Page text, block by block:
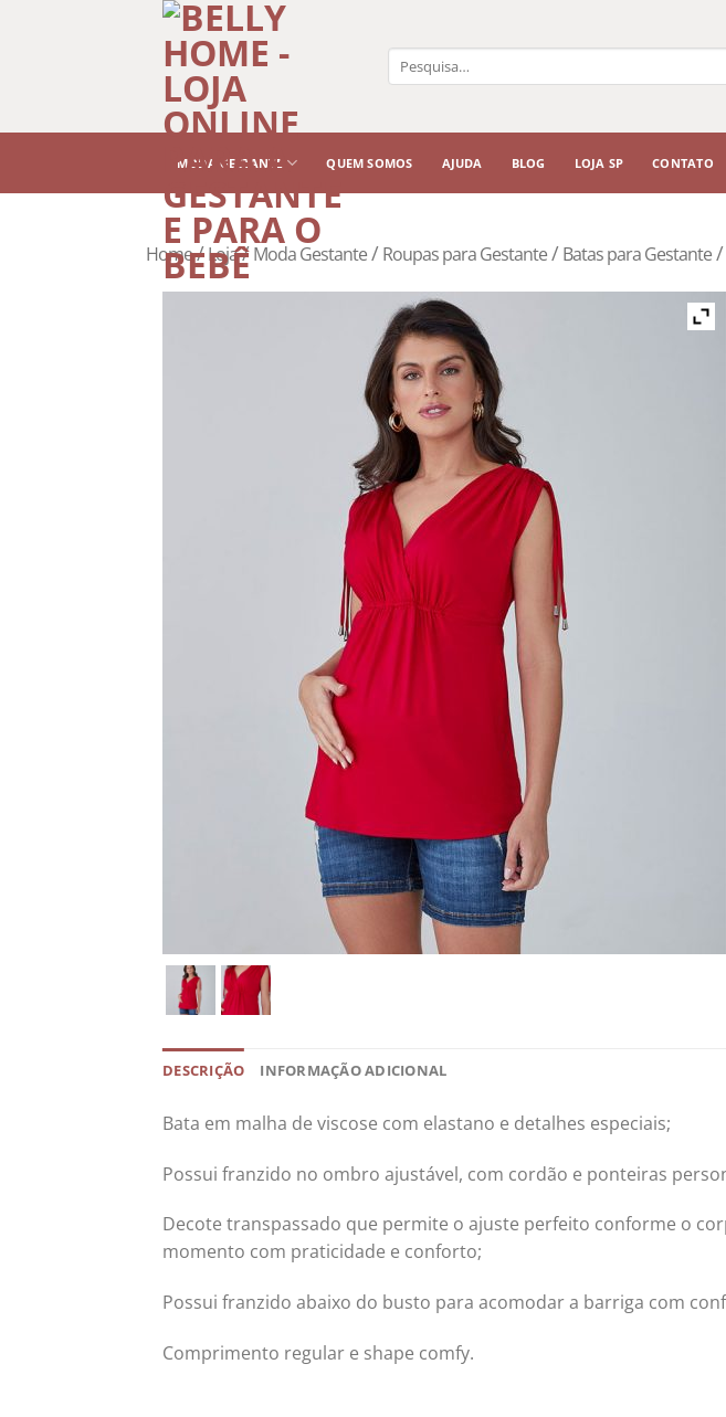
Pesquisar
MODA GESTANTE QUEM SOMOS AJUDA BLOG LOJA SP CONTATO
Home/Loja/Moda Gestante/Roupas para Gestante/Batas para Gestante/
DESCRIÇÃO INFORMAÇÃO ADICIONAL
Bata em malha de viscose com elastano e detalhes especiais;
Possui franzido no ombro ajustável, com cordão e ponteiras
Decote transpassado que permite o ajuste perfeito conforme o
momento com praticidade e conforto;
Possui franzido abaixo do busto para acomodar a barriga com
Comprimento regular e shape comfy.